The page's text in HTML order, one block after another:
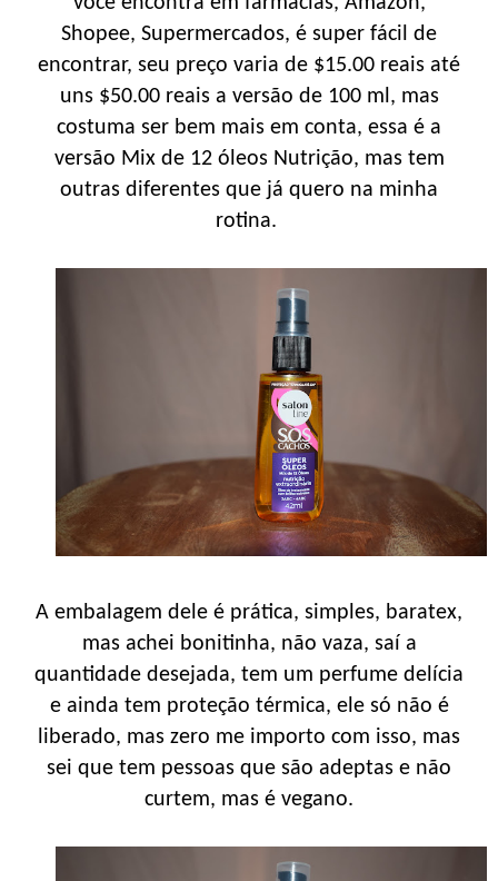
Shopee, Supermercados, é super fácil de
encontrar, seu preço varia de $15.00 reais até
uns $50.00 reais a versão de 100 ml, mas
costuma ser bem mais em conta, essa é a
versão Mix de 12 óleos Nutrição, mas tem
outras diferentes que já quero na minha
rotina.
A embalagem dele é prática, simples, baratex,
mas achei bonitinha, não vaza, saí a
quantidade desejada, tem um perfume delícia
e ainda tem proteção térmica, ele só não é
liberado, mas zero me importo com isso, mas
sei que tem pessoas que são adeptas e não
curtem, mas é vegano.